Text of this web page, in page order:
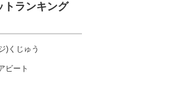
トランキング
)くじゅう
ビート